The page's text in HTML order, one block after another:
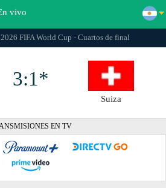
vivo
FIFA World Cup - Cuartos de final
3:1*
Suiza
EN TV